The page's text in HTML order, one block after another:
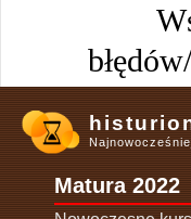
Matura 2022